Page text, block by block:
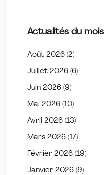
Actualités du mois
Août 2026 (2)
Juillet 2026 (6)
Juin 2026 (9)
Mai 2026 (10)
Avril 2026 (13)
Mars 2026 (17)
Février 2026 (19)
Janvier 2026 (9)